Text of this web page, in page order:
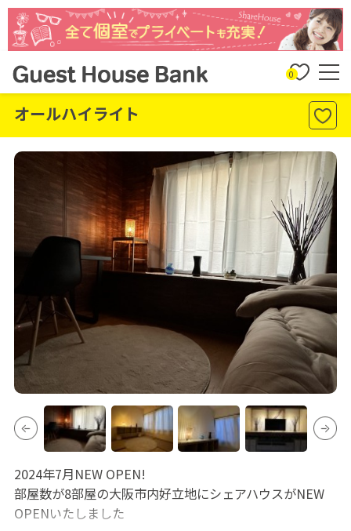
0
オールハイライト
2024年7月NEW OPEN!
部屋数が8部屋の大阪市内好立地にシェアハウスがNEW
OPENいたしました